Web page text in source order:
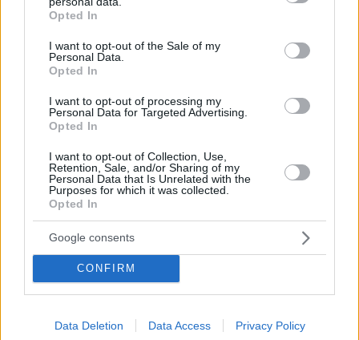
grant or deny consent to Google and its third-party tags to
use your data for below specified purposes in below Google
consent section.
Opted In
I want to opt-out of the Sale of my
Personal Data.
Opted In
I want to opt-out of processing my
Personal Data for Targeted Advertising.
Opted In
I want to opt-out of Collection, Use,
Retention, Sale, and/or Sharing of my
Personal Data that Is Unrelated with the
Purposes for which it was collected.
Opted In
Google consents
CONFIRM
Data Deletion Data Access Privacy Policy
υποψιάστηκα ότι ήταν το πτώμα στη βαλίτσα
Νεαρή γυναίκα με ακατέργαστη
δείτε την εντυπωσιακή μεταμόρφωσή
της από μακιγιέρ
Δημήτρης Ξανθάκης: Η γνήσια λαϊκή
φωνή, οι συνεργασίες, τα κορυφαία
του τραγούδια, γιατί δεν έκανε
καριέρα σε μεγάλες πίστες